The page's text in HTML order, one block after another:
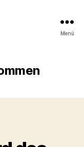
Menü